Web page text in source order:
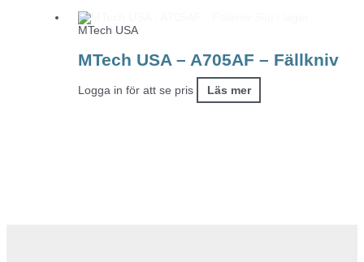
MTech USA
MTech USA – A705AF – Fällkniv
Logga in för att se pris Läs mer